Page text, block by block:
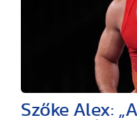
Szőke Alex: